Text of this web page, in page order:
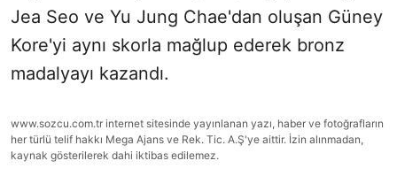
Jea Seo ve Yu Jung Chae'dan oluşan Güney
Kore'yi aynı skorla mağlup ederek bronz
madalyayı kazandı.
www.sozcu.com.tr internet sitesinde yayınlanan yazı, haber ve fotoğrafların
her türlü telif hakkı Mega Ajans ve Rek. Tic. A.Ş'ye aittir. İzin alınmadan,
kaynak gösterilerek dahi iktibas edilemez.